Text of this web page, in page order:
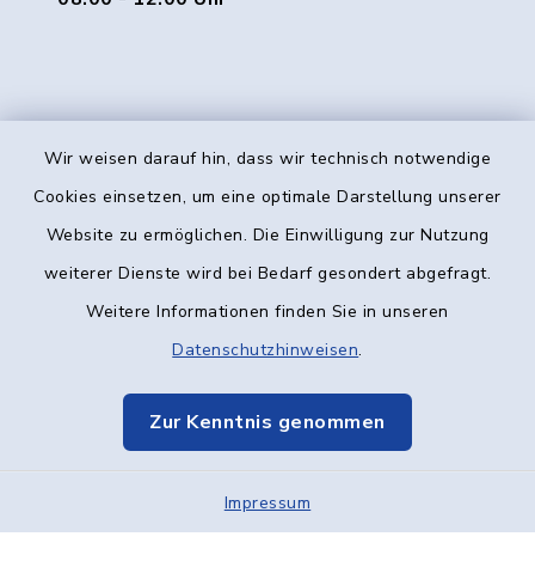
Wir weisen darauf hin, dass wir technisch notwendige
Cookies einsetzen, um eine optimale Darstellung unserer
Website zu ermöglichen. Die Einwilligung zur Nutzung
weiterer Dienste wird bei Bedarf gesondert abgefragt.
Weitere Informationen finden Sie in unseren
Datenschutzhinweisen.
Zur Kenntnis genommen
Impressum
Kontakt
Datenschutz
Elektronische Kommunikation
Sitemap